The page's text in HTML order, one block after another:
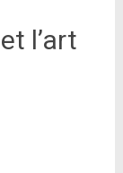
l’art